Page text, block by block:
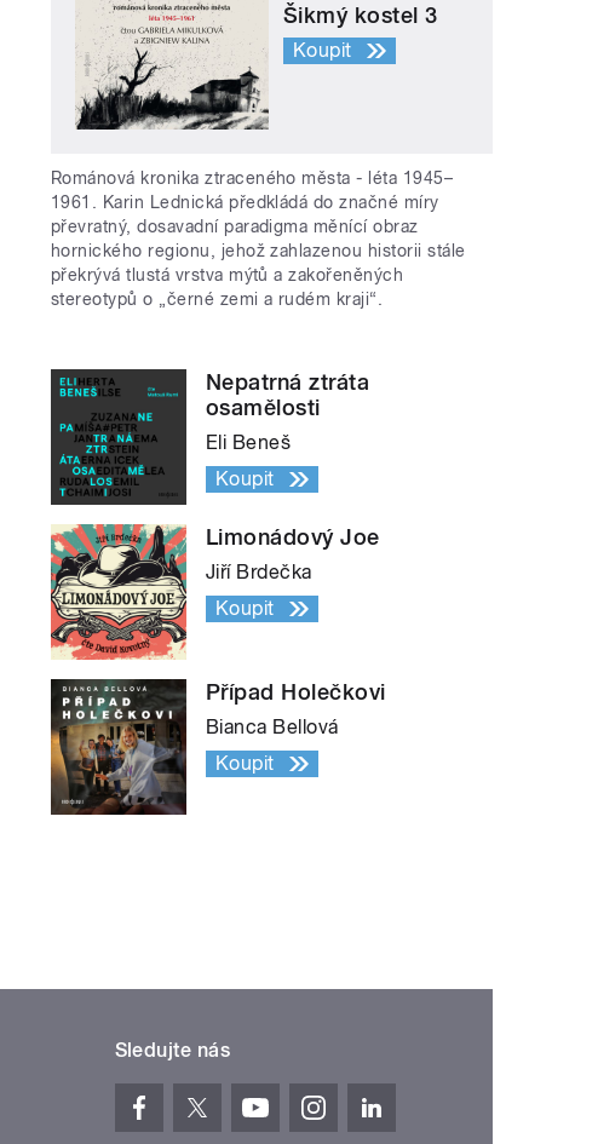
Šikmý kostel 3
Koupit
Románová kronika ztraceného města - léta 1945–
1961. Karin Lednická předkládá do značné míry
převratný, dosavadní paradigma měnící obraz
hornického regionu, jehož zahlazenou historii stále
překrývá tlustá vrstva mýtů a zakořeněných
stereotypů o „černé zemi a rudém kraji“.
Nepatrná ztráta
osamělosti
Eli Beneš
Koupit
Limonádový Joe
Jiří Brdečka
Koupit
Případ Holečkovi
Bianca Bellová
Koupit
Sledujte nás